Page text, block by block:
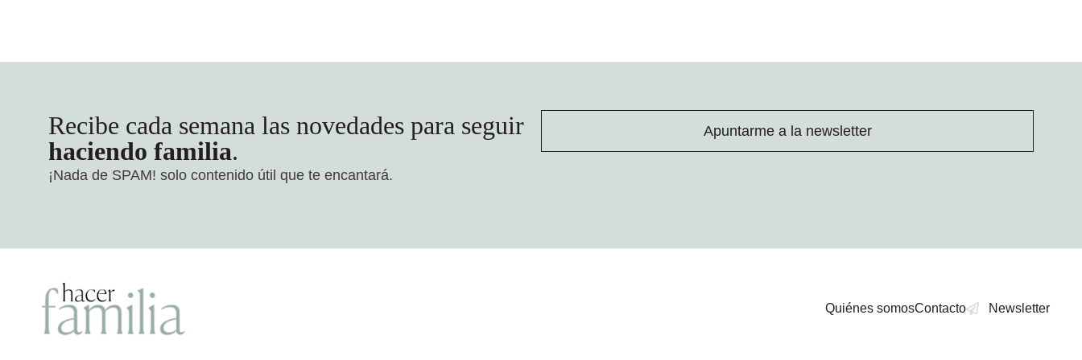
Recibe cada semana las novedades para seguir
haciendo familia.
¡Nada de SPAM! solo contenido útil que te encantará.
Apuntarme a la newsletter
Quiénes somosContacto Newsletter